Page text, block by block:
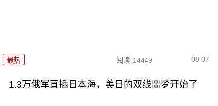
最热 阅读 14449 08-07
1.3万俄军直插日本海，美日的双线噩梦开始了